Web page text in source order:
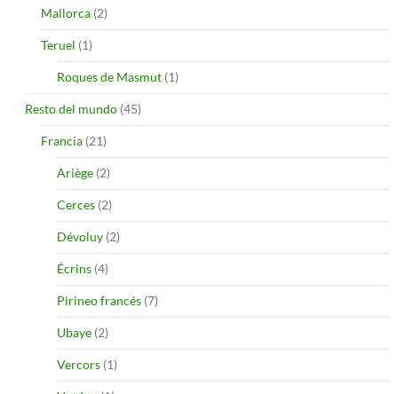
Mallorca (2)
Teruel (1)
Roques de Masmut (1)
Resto del mundo (45)
Francia (21)
Ariège (2)
Cerces (2)
Dévoluy (2)
Écrins (4)
Pirineo francés (7)
Ubaye (2)
Vercors (1)